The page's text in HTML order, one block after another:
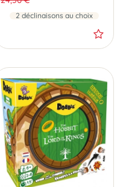
2 déclinaisons au choix